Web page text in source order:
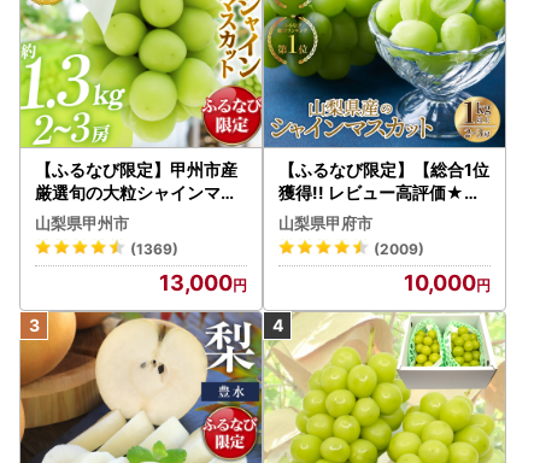
【ふるなび限定】甲州市産
厳選旬の大粒シャインマス
カット 約1.3kg 2～3房【2
026年発送】（MG）B12-
472 FN-Limited-VO シャ
インマスカット フルーツ
山梨県甲州市
(1369)
13,000
【ふるなび限定】【総合1位
獲得!! レビュー高評価★】
〈2026年度配送分〉山梨
県産 シャインマスカット 2
～3房（1.0kg以上）シャイ
ン フルーツ FN-Limited-S
P
山梨県甲府市
(2009)
10,000